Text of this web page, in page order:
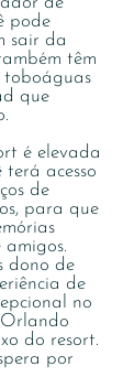
pode
sair da
têm
toboáguas
que
é elevada
acesso
de
para que
amigos.
dono de
de
no
do resort.
por